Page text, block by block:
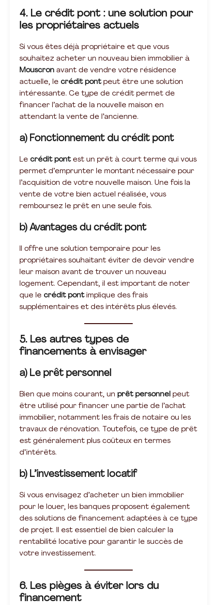
4. Le crédit pont : une solution pour
les propriétaires actuels
Si vous êtes déjà propriétaire et que vous
souhaitez acheter un nouveau bien immobilier à
Mouscron avant de vendre votre résidence
actuelle, le crédit pontpeut être une solution
intéressante. Ce type de crédit permet de
financer l’achat de la nouvelle maison en
attendant la vente de l’ancienne.
a) Fonctionnement du crédit pont
Le crédit pontest un prêt à court terme qui vous
permet d’emprunter le montant nécessaire pour
l’acquisition de votre nouvelle maison. Une fois la
vente de votre bien actuel réalisée, vous
remboursez le prêt en une seule fois.
b) Avantages du crédit pont
Il offre une solution temporaire pour les
propriétaires souhaitant éviter de devoir vendre
leur maison avant de trouver un nouveau
logement. Cependant, il est important de noter
que le crédit pontimplique des frais
supplémentaires et des intérêts plus élevés.
5. Les autres types de
financements à envisager
a) Le prêt personnel
Bien que moins courant, un prêt personnel peut
être utilisé pour financer une partie de l’achat
immobilier, notamment les frais de notaire ou les
travaux de rénovation. Toutefois, ce type de prêt
est généralement plus coûteux en termes
d’intérêts.
b) L’investissement locatif
Si vous envisagez d’acheter un bien immobilier
pour le louer, les banques proposent également
des solutions de financement adaptées à ce type
de projet. Il est essentiel de bien calculer la
rentabilité locative pour garantir le succès de
votre investissement.
6. Les pièges à éviter lors du
financement